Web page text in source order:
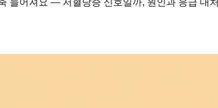
늘어져요 — 저혈당증 신호일까, 원인과 응급 대처